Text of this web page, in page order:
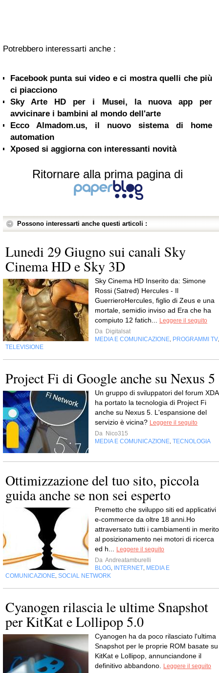
Potrebbero interessarti anche :
Facebook punta sui video e ci mostra quelli che più
ci piacciono
Sky Arte HD per i Musei, la nuova app per
avvicinare i bambini al mondo dell'arte
Ecco Almadom.us, il nuovo sistema di home
automation
Xposed si aggiorna con interessanti novità
Ritornare alla prima pagina di
Possono interessarti anche questi articoli :
Lunedi 29 Giugno sui canali Sky
Cinema HD e Sky 3D
Sky Cinema HD Inserito da: Simone
Rossi (Satred) Hercules - Il
GuerrieroHercules, figlio di Zeus e una
mortale, semidio inviso ad Era che ha
compiuto 12 fatich...
Leggere il seguito
Da Digitalsat
MEDIA E COMUNICAZIONE PROGRAMMI TV
TELEVISIONE
Project Fi di Google anche su Nexus 5
Un gruppo di sviluppatori del forum XDA
ha portato la tecnologia di Project Fi
anche su Nexus 5. L'espansione del
servizio è vicina? Leggere il seguito
Da Nico315
MEDIA E COMUNICAZIONE TECNOLOGIA
Ottimizzazione del tuo sito, piccola
guida anche se non sei esperto
Premetto che sviluppo siti ed applicativi
e-commerce da oltre 18 anni.Ho
attraversato tutti i cambiamenti in merito
al posizionamento nei motori di ricerca
ed h...
Leggere il seguito
Da Andreatamburelli
BLOG
INTERNET MEDIA E
COMUNICAZIONE SOCIAL NETWORK
Cyanogen rilascia le ultime Snapshot
per KitKat e Lollipop 5.0
Cyanogen ha da poco rilasciato l'ultima
Snapshot per le proprie ROM basate su
KitKat e Lollipop, annunciandone il
definitivo abbandono.
Leggere il seguito